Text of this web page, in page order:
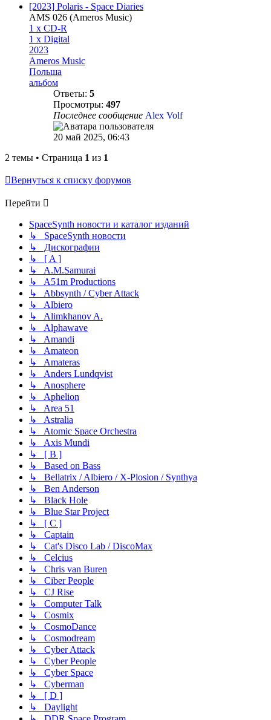
[2023] Polaris - Space Diaries
AMS 026 (Ameros Music)
1 x CD-R
1 x Digital
2023
Ameros Music
Польша
альбом
Ответы: 5
Просмотры: 497
Последнее сообщение Alex Volf
20 май 2025, 06:43
2 темы • Страница 1 из 1
Вернуться к списку форумов
Перейти
SpaceSynth новости и каталог изданий
↳ SpaceSynth новости
↳ Дискографии
↳ [ A ]
↳ A.M.Samurai
↳ A51m Productions
↳ Abbsynth / Cyber Attack
↳ Albiero
↳ Alimkhanov A.
↳ Alphawave
↳ Amandi
↳ Amateon
↳ Amateras
↳ Anders Lundqvist
↳ Anosphere
↳ Aphelion
↳ Area 51
↳ Astralia
↳ Atomic Space Orchestra
↳ Axis Mundi
↳ [ B ]
↳ Based on Bass
↳ Bellatrix / Albiero / X-Plosion / Synthya
↳ Ben Anderson
↳ Black Hole
↳ Blue Star Project
↳ [ C ]
↳ Captain
↳ Cat's Disco Lab / DiscoMax
↳ Celcius
↳ Chris van Buren
↳ Ciber People
↳ CJ Rise
↳ Computer Talk
↳ Cosmix
↳ CosmoDance
↳ Cosmodream
↳ Cyber Attack
↳ Cyber People
↳ Cyber Space
↳ Cyberman
↳ [ D ]
↳ Daylight